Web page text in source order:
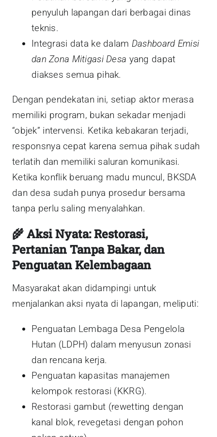
penyuluh lapangan dari berbagai dinas
teknis.
Integrasi data ke dalam Dashboard Emisi
dan Zona Mitigasi Desa yang dapat
diakses semua pihak.
Dengan pendekatan ini, setiap aktor merasa
memiliki program, bukan sekadar menjadi
“objek” intervensi. Ketika kebakaran terjadi,
responsnya cepat karena semua pihak sudah
terlatih dan memiliki saluran komunikasi.
Ketika konflik beruang madu muncul, BKSDA
dan desa sudah punya prosedur bersama
tanpa perlu saling menyalahkan.
🌾 Aksi Nyata: Restorasi,
Pertanian Tanpa Bakar, dan
Penguatan Kelembagaan
Masyarakat akan didampingi untuk
menjalankan aksi nyata di lapangan, meliputi:
Penguatan Lembaga Desa Pengelola
Hutan (LDPH) dalam menyusun zonasi
dan rencana kerja.
Penguatan kapasitas manajemen
kelompok restorasi (KKRG).
Restorasi gambut (rewetting dengan
kanal blok, revegetasi dengan pohon